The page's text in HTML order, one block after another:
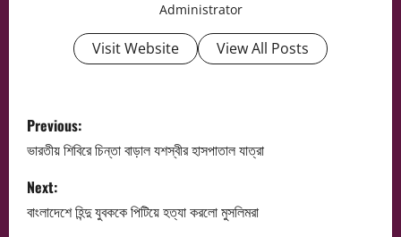
Administrator
Visit Website View All Posts
P
o
s
Previous:
ভারতীয় শিবিরে চিন্তা বাড়াল যশস্বীর হাসপাতাল যাত্রা
Next:
বাংলাদেশে হিন্দু যুবককে পিটিয়ে হত্যা করলো মুসলিমরা